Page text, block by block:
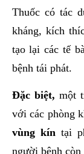
Thuốc có tác
kháng, kích
tạo lại các tế
bệnh tái phát.
Đặc biệt,một
với các phòng
vùng kín tại
người bệnh còn